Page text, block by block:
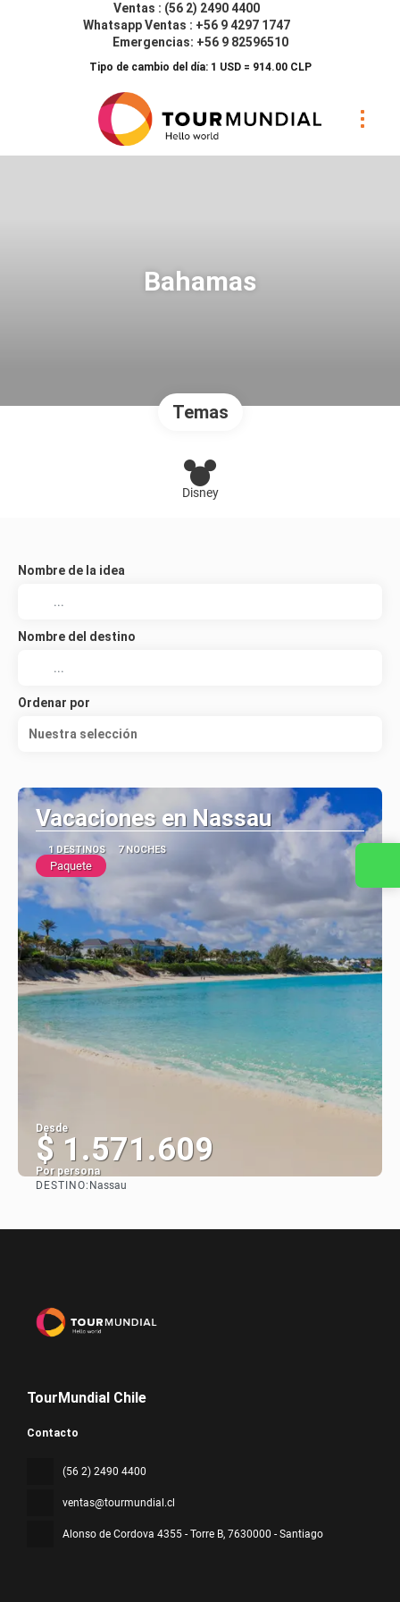
Ventas : (56 2) 2490 4400
Whatsapp Ventas : +56 9 4297 1747
Emergencias: +56 9 82596510
Tipo de cambio del día: 1 USD = 914.00 CLP
Bahamas
Temas
Disney
Nombre de la idea
Nombre del destino
Ordenar por
Nuestra selección
Vacaciones en Nassau
1 DESTINOS 7 NOCHES
Paquete
Desde
$ 1.571.609
Por persona
DESTINO: Nassau
TourMundial Chile
Contacto
(56 2) 2490 4400
ventas@tourmundial.cl
Alonso de Cordova 4355 - Torre B, 7630000 - Santiago